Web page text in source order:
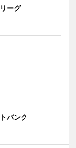
ーグ
バンク